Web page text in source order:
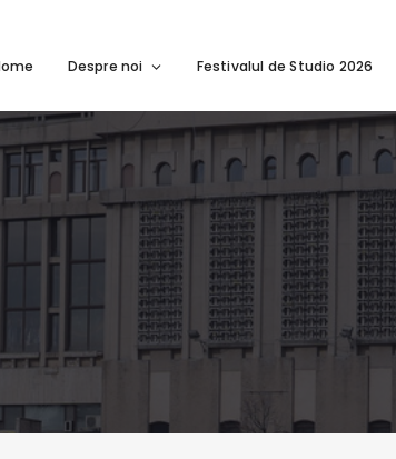
Despre noi Festivalul de Studio 2026